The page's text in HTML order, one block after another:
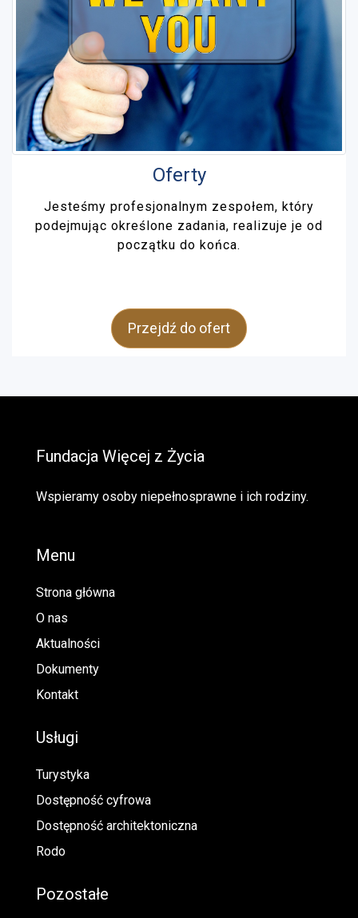
Oferty
Jesteśmy profesjonalnym zespołem, który
podejmując określone zadania, realizuje je od
początku do końca.
Przejdź do ofert
Fundacja Więcej z Życia
Wspieramy osoby niepełnosprawne i ich rodziny.
Menu
Strona główna
O nas
Aktualności
Dokumenty
Kontakt
Usługi
Turystyka
Dostępność cyfrowa
Dostępność architektoniczna
Rodo
Pozostałe